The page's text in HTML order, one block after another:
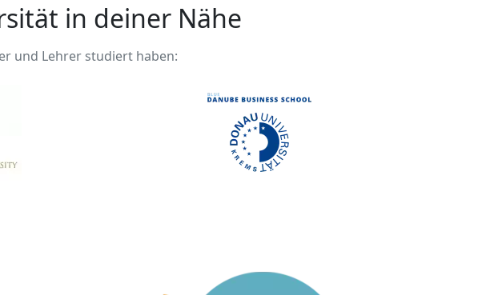
in deiner Nähe
und Lehrer studiert haben: